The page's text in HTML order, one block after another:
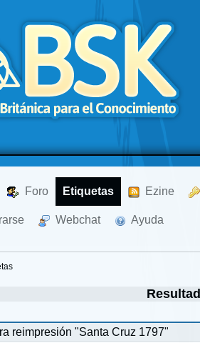
Foro Etiquetas Ezine
Webchat Ayuda
reimpresión "Santa Cruz 1797"